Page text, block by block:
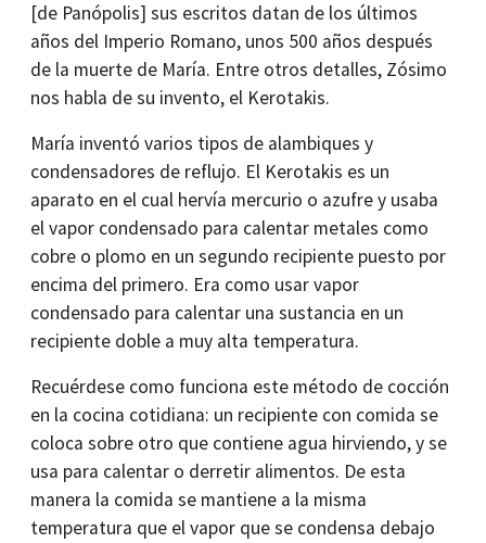
[de Panópolis] sus escritos datan de los últimos
años del Imperio Romano, unos 500 años después
de la muerte de María. Entre otros detalles, Zósimo
nos habla de su invento, el Kerotakis.
María inventó varios tipos de alambiques y
condensadores de reflujo. El Kerotakis es un
aparato en el cual hervía mercurio o azufre y usaba
el vapor condensado para calentar metales como
cobre o plomo en un segundo recipiente puesto por
encima del primero. Era como usar vapor
condensado para calentar una sustancia en un
recipiente doble a muy alta temperatura.
Recuérdese como funciona este método de cocción
en la cocina cotidiana: un recipiente con comida se
coloca sobre otro que contiene agua hirviendo, y se
usa para calentar o derretir alimentos. De esta
manera la comida se mantiene a la misma
temperatura que el vapor que se condensa debajo